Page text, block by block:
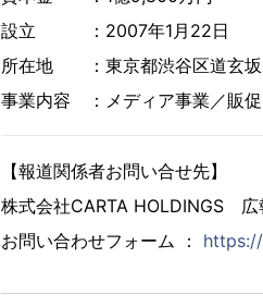
設立 ：2007年1月22日
所在地 ：東京都渋谷区道玄坂
事業内容 ：メディア事業／販
【報道関係者お問い合せ先】
株式会社CARTA HOLDINGS 広
お問い合わせフォーム ：